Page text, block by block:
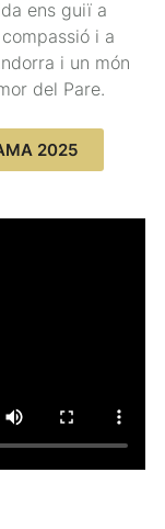
ens guiï a
i a
i un món
del Pare.
2025